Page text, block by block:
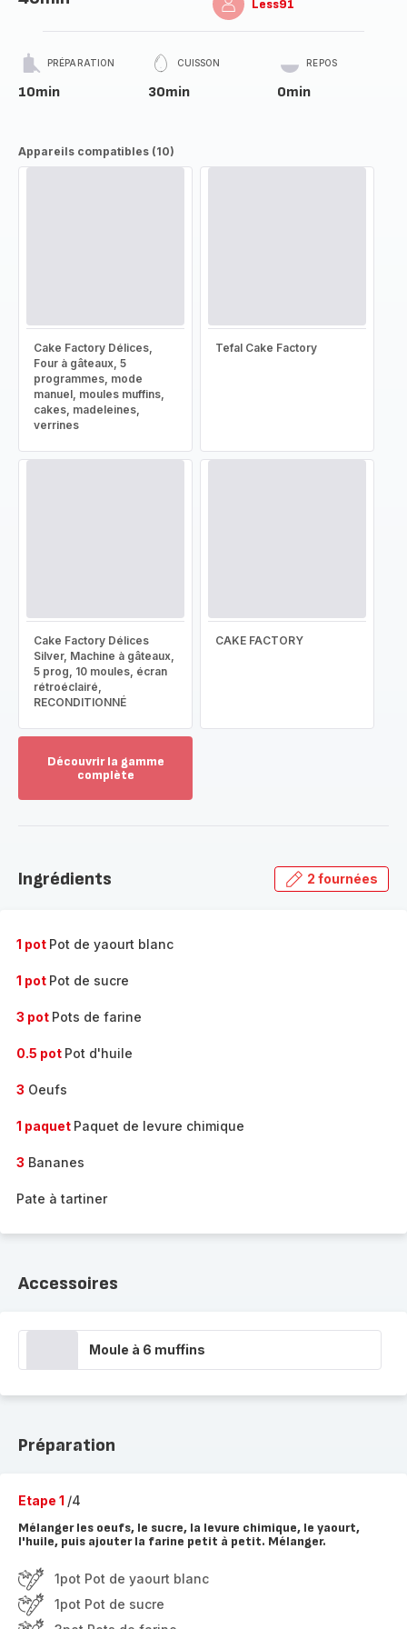
Less91
PRÉPARATION
10min
CUISSON
30min
REPOS
0min
Appareils compatibles (10)
Cake Factory Délices,
Four à gâteaux, 5
programmes, mode
manuel, moules muffins,
cakes, madeleines,
verrines
Tefal Cake Factory
Cake Factory Délices
Silver, Machine à gâteaux,
5 prog, 10 moules, écran
rétroéclairé,
RECONDITIONNÉ
CAKE FACTORY
Découvrir la gamme
complète
gamme
Ingrédients 2 fournées
1 pot Pot de yaourt blanc
1 pot Pot de sucre
3 pot Pots de farine
0.5 pot Pot d'huile
3 Oeufs
1 paquet Paquet de levure chimique
3 Bananes
Pate à tartiner
Accessoires
Moule à 6 muffins
Préparation
Etape 1 /4
Mélanger les oeufs, le sucre, la levure chimique, le yaourt,
l'huile, puis ajouter la farine petit à petit. Mélanger.
1pot Pot de yaourt blanc
1pot Pot de sucre